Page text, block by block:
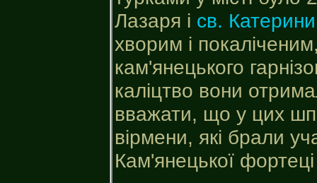
Лазаря і св. Катерини
хворим і
кам'янецького
каліцтво вони
вважати, що у цих
вірмени, які брали
Кам'янецької фортеці